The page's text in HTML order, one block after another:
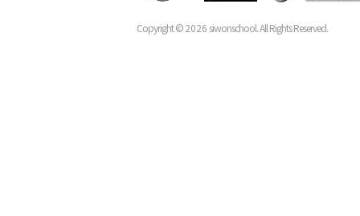
Copyright ©2026 siwonschool. All Rights Reserved.